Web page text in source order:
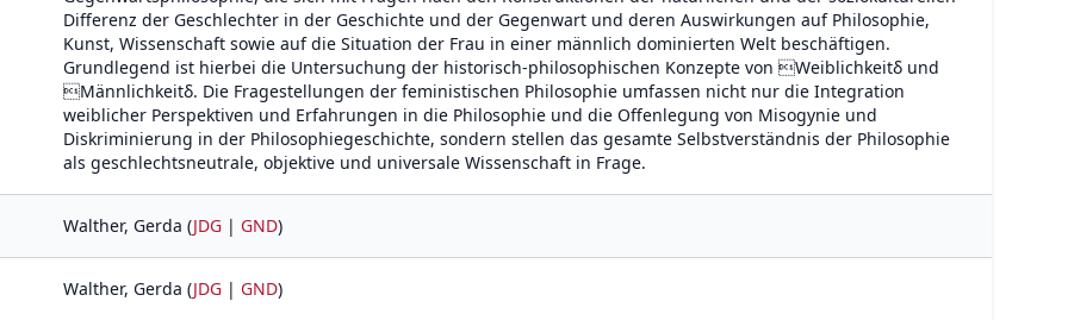
Differenz der Geschlechter in der Geschichte und der Gegenwart und deren Auswirkungen auf Philosophie,
Kunst, Wissenschaft sowie auf die Situation der Frau in einer männlich dominierten Welt beschäftigen.
Grundlegend ist hierbei die Untersuchung der historisch-philosophischen Konzepte von Weiblichkeitδ und
Männlichkeitδ. Die Fragestellungen der feministischen Philosophie umfassen nicht nur die Integration
weiblicher Perspektiven und Erfahrungen in die Philosophie und die Offenlegung von Misogynie und
Diskriminierung in der Philosophiegeschichte, sondern stellen das gesamte Selbstverständnis der Philosophie
als geschlechtsneutrale, objektive und universale Wissenschaft in Frage.
Walther, Gerda (JDG | GND)
Walther, Gerda (JDG | GND)